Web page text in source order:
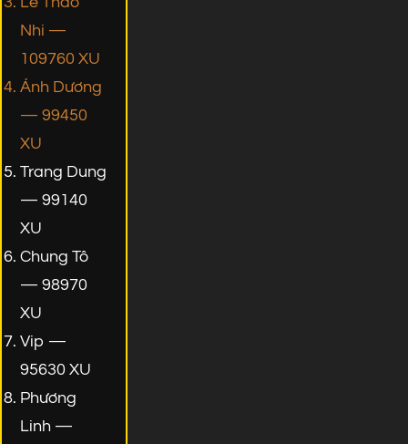
Nhi —
109760 XU
Ánh Dương
— 99450
XU
Trang Dung
— 99140
XU
Chung Tô
— 98970
XU
Vip —
95630 XU
Phương
Linh —